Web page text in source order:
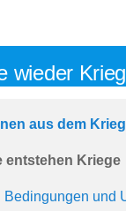
wieder Krieg
aus dem
entstehen Kriege
Bedingungen und